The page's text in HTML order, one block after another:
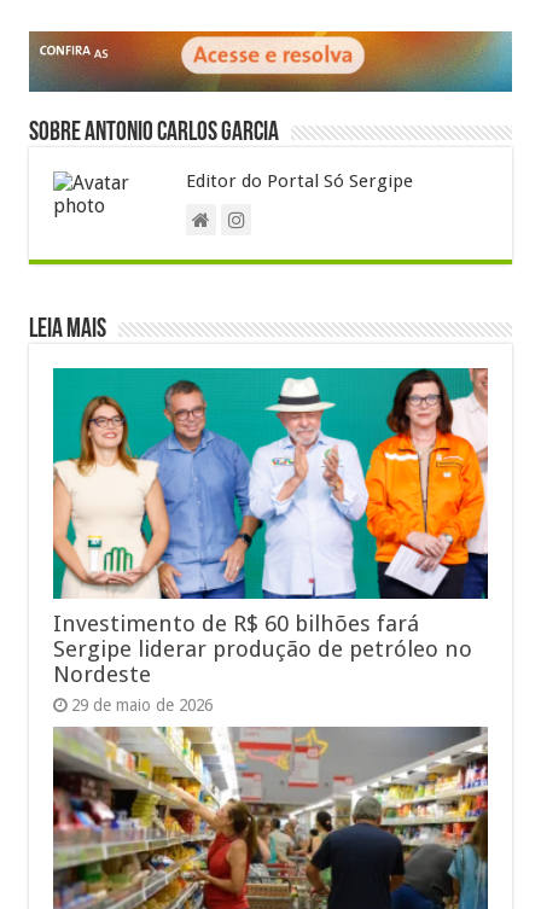
k
Sobre Antonio Carlos Garcia
Editor do Portal Só Sergipe
Leia Mais
Investimento de R$ 60 bilhões fará
Sergipe liderar produção de petróleo no
Nordeste
29 de maio de 2026